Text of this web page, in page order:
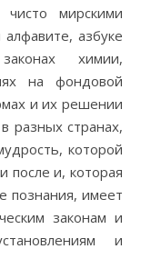
мирскими
азбуке
химии,
на фондовой
и их решении
разных странах,
которой
и, которая
познания, имеет
законам и
и